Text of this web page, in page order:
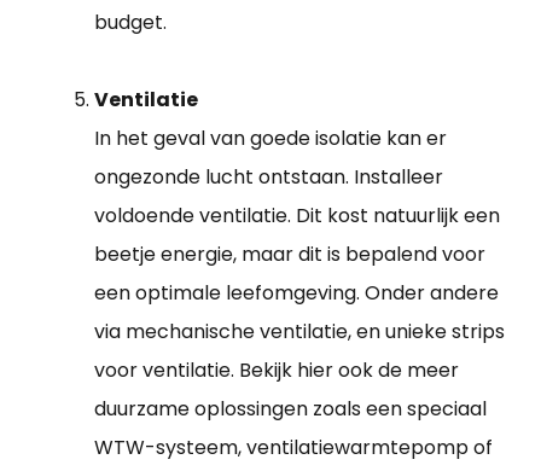
budget.
Ventilatie
In het geval van goede isolatie kan er
ongezonde lucht ontstaan. Installeer
voldoende ventilatie. Dit kost natuurlijk een
beetje energie, maar dit is bepalend voor
een optimale leefomgeving. Onder andere
via mechanische ventilatie, en unieke strips
voor ventilatie. Bekijk hier ook de meer
duurzame oplossingen zoals een speciaal
WTW-systeem, ventilatiewarmtepomp of